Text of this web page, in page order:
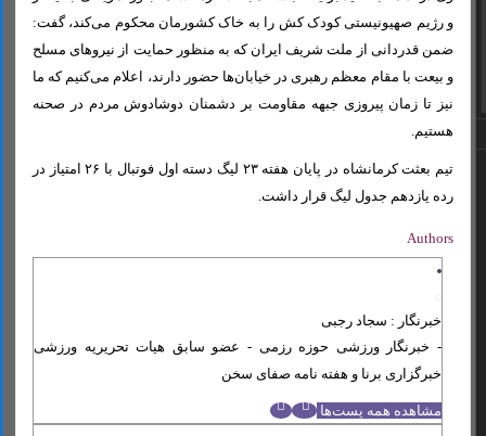
و رژیم صهیونیستی کودک کش را به خاک کشورمان محکوم می‌کند، گفت:
ضمن قدردانی از ملت شریف ایران که به منظور حمایت از نیروهای مسلح
و بیعت با مقام معظم رهبری در خیابان‌ها حضور دارند، اعلام می‌کنیم که ما
نیز تا زمان پیروزی جبهه مقاومت بر دشمنان دوشادوش مردم در صحنه
هستیم.
تیم بعثت کرمانشاه در پایان هفته ۲۳ لیگ دسته اول فوتبال با ۲۶ امتیاز در
رده یازدهم جدول لیگ قرار داشت.
Authors
خبرنگار : سجاد رجبی
- خبرنگار ورزشی حوزه رزمی - عضو سابق هیات تحریریه ورزشی
خبرگزاری برنا و هفته نامه صفای سخن
مشاهده همه پست‌ها